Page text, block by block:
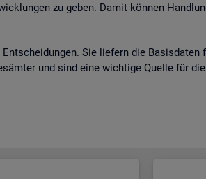
zu geben. Damit kön­nen
Sie lie­fern die
und sind eine wich­ti­ge Quel­le für